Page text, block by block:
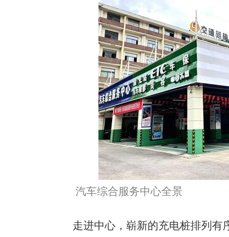
汽车综合服务中心全景
走进中心，崭新的充电桩排列有